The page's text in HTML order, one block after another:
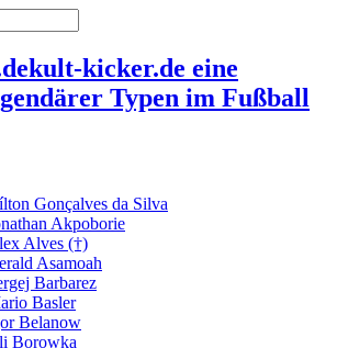
kult-kicker.de eine
Typen im Fußball
Gonçalves da Silva
Akpoborie
Alves (†)
Asamoah
Barbarez
Basler
Belanow
Borowka